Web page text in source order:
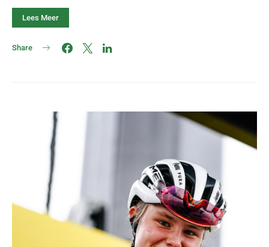
Lees Meer
Share